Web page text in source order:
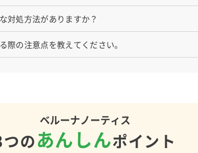
対処方法がありますか？
際の注意点を教えてください。
ベルーナノーティス
のあんしんポイント